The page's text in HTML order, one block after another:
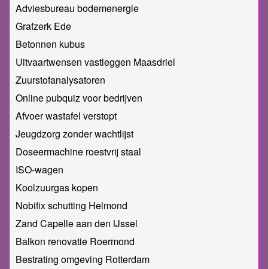
Adviesbureau bodemenergie
Grafzerk Ede
Betonnen kubus
Uitvaartwensen vastleggen Maasdriel
Zuurstofanalysatoren
Online pubquiz voor bedrijven
Afvoer wastafel verstopt
Jeugdzorg zonder wachtlijst
Doseermachine roestvrij staal
ISO-wagen
Koolzuurgas kopen
Nobifix schutting Helmond
Zand Capelle aan den IJssel
Balkon renovatie Roermond
Bestrating omgeving Rotterdam